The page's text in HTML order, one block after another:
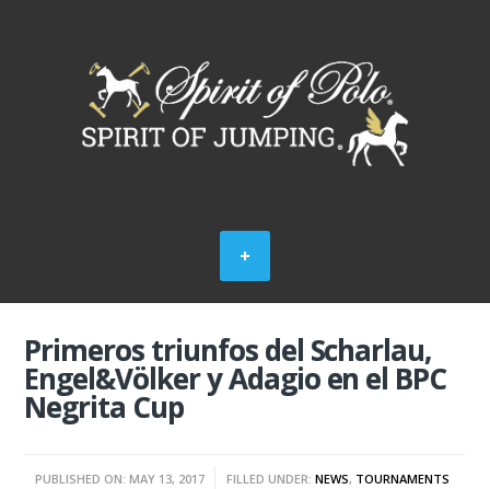
Primeros triunfos del Scharlau,
Engel&Völker y Adagio en el BPC
Negrita Cup
PUBLISHED ON: MAY 13, 2017 FILLED UNDER:NEWS, TOURNAMENTS